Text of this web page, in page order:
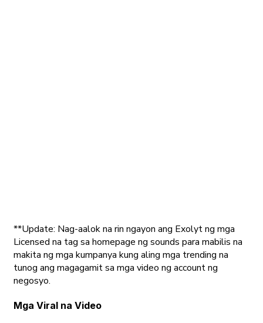
**Update: Nag-aalok na rin ngayon ang Exolyt ng mga
Licensed na tag sa homepage ng sounds para mabilis na
makita ng mga kumpanya kung aling mga trending na
tunog ang magagamit sa mga video ng account ng
negosyo.
Mga Viral na Video